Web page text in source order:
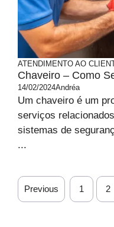
ATENDIMENTO AO
Chaveiro – Como
14/02/2024Andréa
Um chaveiro é um
serviços
sistemas de
...
Previous 1 2